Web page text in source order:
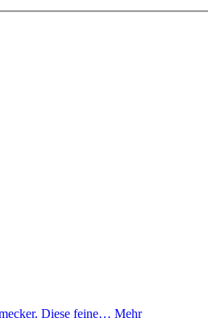
Diese feine… Mehr